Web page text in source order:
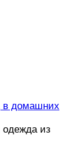
в домашних
одежда из